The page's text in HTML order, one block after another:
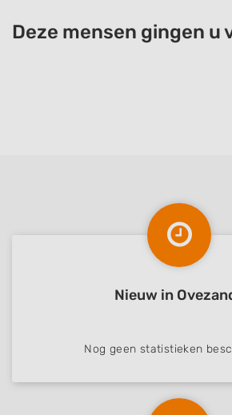
Deze mensen gingen u
Nieuw in
Nog geen statistieken